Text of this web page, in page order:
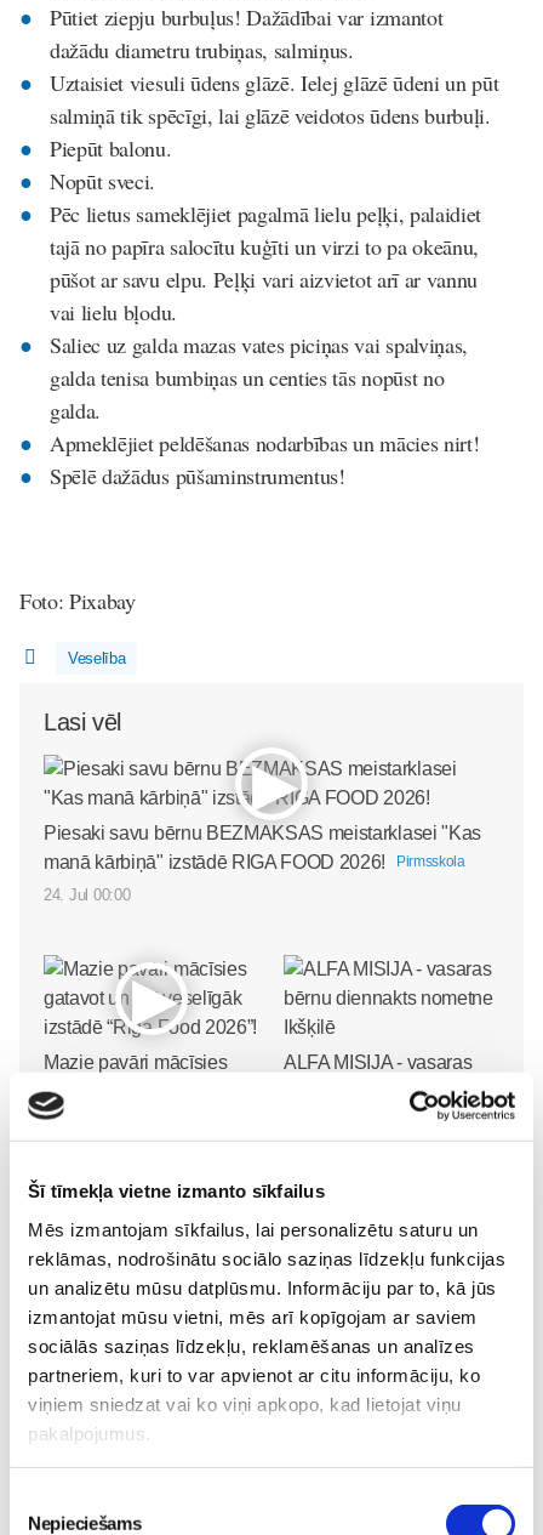
Šī tīmekļa vietne izmanto sīkfailus
Mēs izmantojam sīkfailus, lai personalizētu saturu un
reklāmas, nodrošinātu sociālo saziņas līdzekļu funkcijas
un analizētu mūsu datplūsmu. Informāciju par to, kā jūs
izmantojat mūsu vietni, mēs arī kopīgojam ar saviem
sociālās saziņas līdzekļu, reklamēšanas un analīzes
partneriem, kuri to var apvienot ar citu informāciju, ko
viņiem sniedzat vai ko viņi apkopo, kad lietojat viņu
pakalpojumus.
izvēle
Nepieciešams
Pūtiet ziepju burbuļus! Dažādībai var izmantot
dažādu diametru trubiņas, salmiņus.
Uztaisiet viesuli ūdens glāzē. Ielej glāzē ūdeni un pūt
salmiņā tik spēcīgi, lai glāzē veidotos ūdens burbuļi.
Piepūt balonu.
Nopūt sveci.
Pēc lietus sameklējiet pagalmā lielu peļķi, palaidiet
tajā no papīra salocītu kuģīti un virzi to pa okeānu,
pūšot ar savu elpu. Peļķi vari aizvietot arī ar vannu
vai lielu bļodu.
Saliec uz galda mazas vates piciņas vai spalviņas,
galda tenisa bumbiņas un centies tās nopūst no
galda.
Apmeklējiet peldēšanas nodarbības un mācies nirt!
Spēlē dažādus pūšaminstrumentus!
Foto: Pixabay
Veselība
Lasi vēl
Piesaki savu bērnu BEZMAKSAS meistarklasei "Kas
manā kārbiņā" izstādē RIGA FOOD 2026!
Pirmsskola
24. Jul 00:00
Mazie pavāri mācīsies
gatavot un ēst veselīgāk
izstādē “Riga Food 2026”!
30. Jun 00:00
ALFA MISIJA - vasaras
bērnu diennakts nometne
„LEĢENDĀRIE” - episks
piedzīvojums visai
ģimenei kinoteātros no
29. maija
Pirmsskola